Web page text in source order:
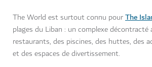
The World est surtout connu pourThe
plages du Liban : un complexe décontracté
restaurants, des piscines, des huttes, des
et des espaces de divertissement.